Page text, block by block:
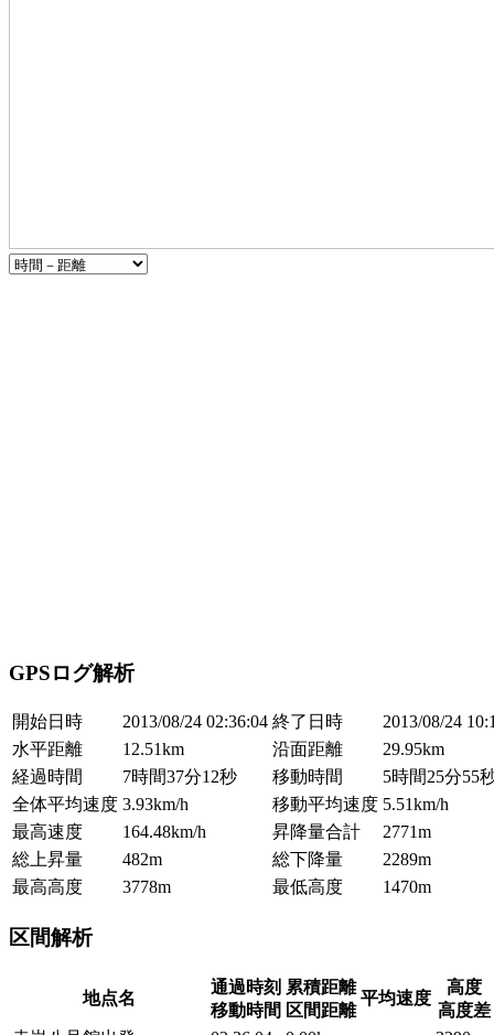
GPSログ解析
開始日時 2013/08/24 02:36:04 終了日時
2013/08/24
水平距離
12.51km 沿面距離
29.95km
経過時間
7時間37分12秒 移動時間
5時間25分55
全体平均速度 3.93km/h 移動平均速度 5.51km/h
最高速度
164.48km/h 昇降量合計
2771m
総上昇量
482m 総下降量
2289m
最高高度
3778m 最低高度 1470m
区間解析
地点名
通過時刻
移動時間
累積距離
区間距離
平均速度
高度
高度差